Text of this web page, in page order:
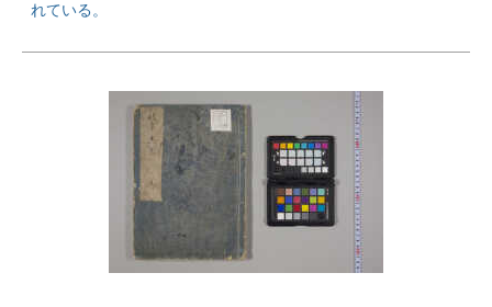
れている。